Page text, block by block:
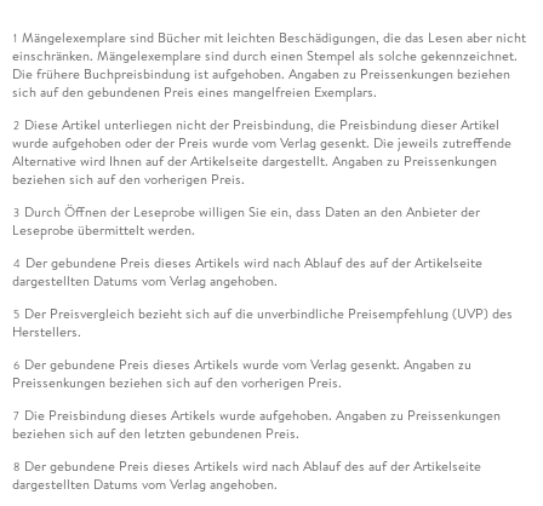
1 Mängelexemplare sind Bücher mit leichten Beschädigungen, die das Lesen aber nicht
einschränken. Mängelexemplare sind durch einen Stempel als solche gekennzeichnet.
Die frühere Buchpreisbindung ist aufgehoben. Angaben zu Preissenkungen beziehen
sich auf den gebundenen Preis eines mangelfreien Exemplars.
2 Diese Artikel unterliegen nicht der Preisbindung, die Preisbindung dieser Artikel
wurde aufgehoben oder der Preis wurde vom Verlag gesenkt. Die jeweils zutreffende
Alternative wird Ihnen auf der Artikelseite dargestellt. Angaben zu Preissenkungen
beziehen sich auf den vorherigen Preis.
3 Durch Öffnen der Leseprobe willigen Sie ein, dass Daten an den Anbieter der
Leseprobe übermittelt werden.
4 Der gebundene Preis dieses Artikels wird nach Ablauf des auf der Artikelseite
dargestellten Datums vom Verlag angehoben.
5 Der Preisvergleich bezieht sich auf die unverbindliche Preisempfehlung (UVP) des
Herstellers.
6 Der gebundene Preis dieses Artikels wurde vom Verlag gesenkt. Angaben zu
Preissenkungen beziehen sich auf den vorherigen Preis.
7 Die Preisbindung dieses Artikels wurde aufgehoben. Angaben zu Preissenkungen
beziehen sich auf den letzten gebundenen Preis.
8 Der gebundene Preis dieses Artikels wird nach Ablauf des auf der Artikelseite
dargestellten Datums vom Verlag angehoben.